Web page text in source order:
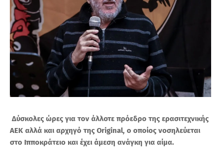
Δύσκολες ώρες για τον άλλοτε πρόεδρο της ερασιτεχνικής
ΑΕΚ αλλά και αρχηγό της Original, ο οποίος νοσηλεύεται
στο Ιπποκράτειο και έχει άμεση ανάγκη για αίμα.